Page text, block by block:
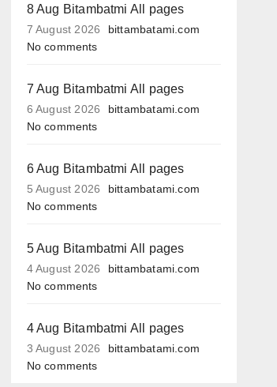
8 Aug Bitambatmi All pages
7 August 2026
bittambatami.com
No comments
7 Aug Bitambatmi All pages
6 August 2026
bittambatami.com
No comments
6 Aug Bitambatmi All pages
5 August 2026
bittambatami.com
No comments
5 Aug Bitambatmi All pages
4 August 2026
bittambatami.com
No comments
4 Aug Bitambatmi All pages
3 August 2026
bittambatami.com
No comments